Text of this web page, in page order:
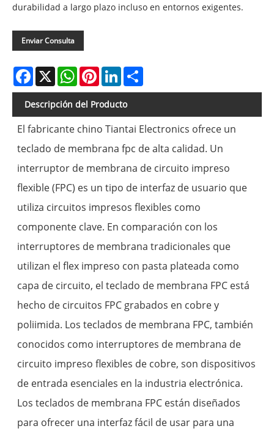
durabilidad a largo plazo incluso en entornos exigentes.
Enviar Consulta
Facebook
X WhatsAppPinterestLinkedIn
Descripción del Producto
El fabricante chino Tiantai Electronics ofrece un
teclado de membrana fpc de alta calidad. Un
interruptor de membrana de circuito impreso
flexible (FPC) es un tipo de interfaz de usuario que
utiliza circuitos impresos flexibles como
componente clave. En comparación con los
interruptores de membrana tradicionales que
utilizan el flex impreso con pasta plateada como
capa de circuito, el teclado de membrana FPC está
hecho de circuitos FPC grabados en cobre y
poliimida. Los teclados de membrana FPC, también
conocidos como interruptores de membrana de
circuito impreso flexibles de cobre, son dispositivos
de entrada esenciales en la industria electrónica.
Los teclados de membrana FPC están diseñados
para ofrecer una interfaz fácil de usar para una